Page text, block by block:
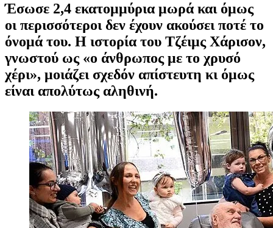
Έσωσε 2,4 εκατομμύρια μωρά και όμως
οι περισσότεροι δεν έχουν ακούσει ποτέ το
όνομά του. Η ιστορία του Τζέιμς Χάρισον,
γνωστού ως «ο άνθρωπος με το χρυσό
χέρι», μοιάζει σχεδόν απίστευτη κι όμως
είναι απολύτως αληθινή.